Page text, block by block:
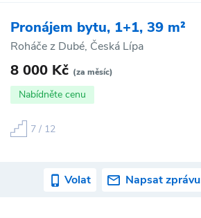
Pronájem bytu, 1+1, 39 m²
Roháče z Dubé, Česká Lípa
8 000 Kč (za měsíc)
Nabídněte cenu
7 / 12
Volat Napsat zprávu